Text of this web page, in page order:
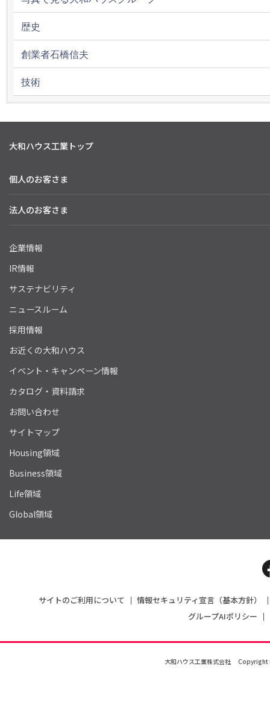
歴史
創業者石橋信夫
技術
大和ハウス工業トップ
個人のお客さま
法人のお客さま
企業情報
IR情報
サステナビリティ
ニュースルーム
採用情報
お近くの大和ハウス
イベント・キャンペーン情報
カタログ・資料請求
お問い合わせ
サイトマップ
Housing領域
Business領域
Life領域
Global領域
サイトのご利用について
情報セキュリティ宣言（基本方針）
グループAIポリシー
大和ハウス工業株式会社 Copyright